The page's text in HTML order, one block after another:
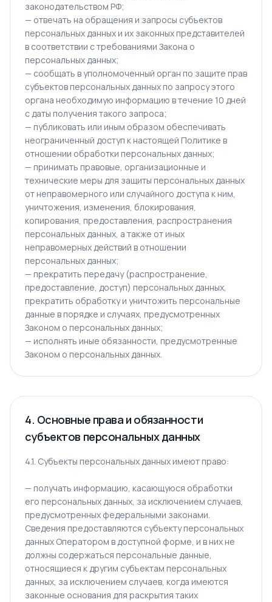
законодательством РФ;
— отвечать на обращения и запросы субъектов
персональных данных и их законных представителей
в соответствии с требованиями Закона о
персональных данных;
— сообщать в уполномоченный орган по защите прав
субъектов персональных данных по запросу этого
органа необходимую информацию в течение 10 дней
с даты получения такого запроса;
— публиковать или иным образом обеспечивать
неограниченный доступ к настоящей Политике в
отношении обработки персональных данных;
— принимать правовые, организационные и
технические меры для защиты персональных данных
от неправомерного или случайного доступа к ним,
уничтожения, изменения, блокирования,
копирования, предоставления, распространения
персональных данных, а также от иных
неправомерных действий в отношении
персональных данных;
— прекратить передачу (распространение,
предоставление, доступ) персональных данных,
прекратить обработку и уничтожить персональные
данные в порядке и случаях, предусмотренных
Законом о персональных данных;
— исполнять иные обязанности, предусмотренные
Законом о персональных данных.
4. Основные права и обязанности
субъектов персональных данных
4.1. Субъекты персональных данных имеют право:
— получать информацию, касающуюся обработки
его персональных данных, за исключением случаев,
предусмотренных федеральными законами.
Сведения предоставляются субъекту персональных
данных Оператором в доступной форме, и в них не
должны содержаться персональные данные,
относящиеся к другим субъектам персональных
данных, за исключением случаев, когда имеются
законные основания для раскрытия таких